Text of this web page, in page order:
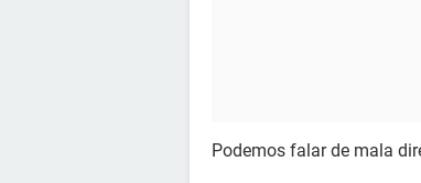
Podemos falar de mala